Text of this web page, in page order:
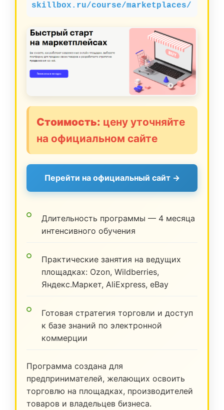
skillbox.ru/course/marketplaces/
Стоимость: цену уточняйте
на официальном сайте
Перейти на официальный сайт →
Длительность программы — 4 месяца
интенсивного обучения
Практические занятия на ведущих
площадках: Ozon, Wildberries,
Яндекс.Маркет, AliExpress, eBay
Готовая стратегия торговли и доступ
к базе знаний по электронной
коммерции
Программа создана для
предпринимателей, желающих освоить
торговлю на площадках, производителей
товаров и владельцев бизнеса.